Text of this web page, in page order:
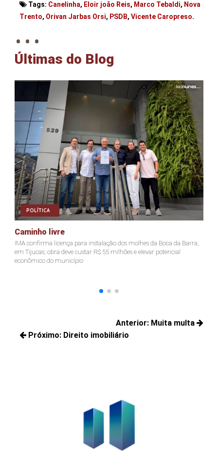
Tags: Canelinha, Eloir joão Reis, Marco Tebaldi, Nova
Trento, Orivan Jarbas Orsi, PSDB, Vicente Caropreso.
. . .
Últimas do Blog
POLÍTICA
Caminho livre
IMA confirma licença para instalação dos molhes da Boca da Barra,
em Tijucas; obra deve custar R$ 55 milhões e elevar potencial
econômico do município
de
Anterior: Muita multa
Próximo: Direito imobiliário